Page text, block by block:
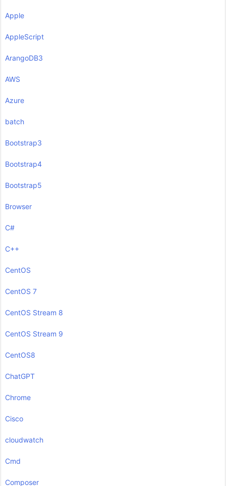
Apple
AppleScript
ArangoDB3
AWS
Azure
batch
Bootstrap3
Bootstrap4
Bootstrap5
Browser
C#
C++
CentOS
CentOS 7
CentOS Stream 8
CentOS Stream 9
CentOS8
ChatGPT
Chrome
Cisco
cloudwatch
Cmd
Composer